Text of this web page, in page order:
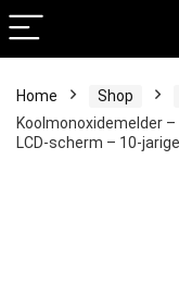
Home Shop
Koolmonoxidemelder
LCD-scherm – 10-